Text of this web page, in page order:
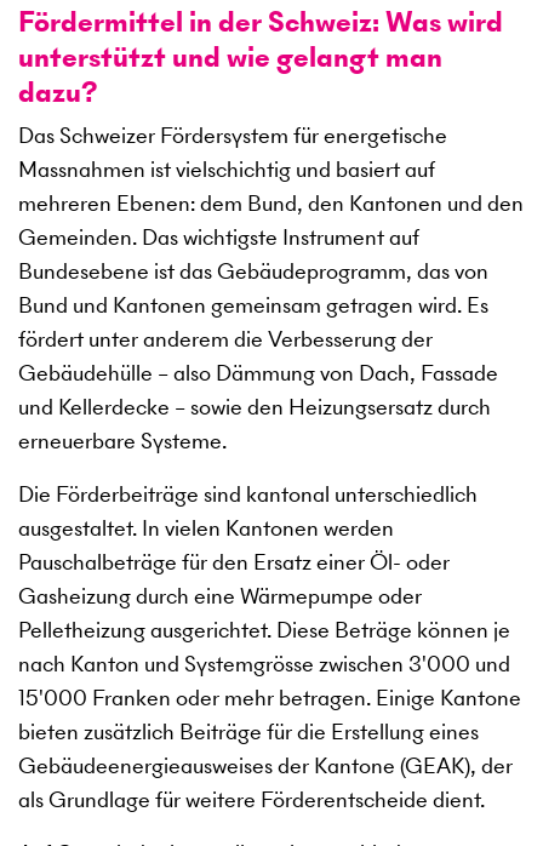
Fördermittel in der Schweiz: Was wird
unterstützt und wie gelangt man
dazu?
Das Schweizer Fördersystem für energetische
Massnahmen ist vielschichtig und basiert auf
mehreren Ebenen: dem Bund, den Kantonen und den
Gemeinden. Das wichtigste Instrument auf
Bundesebene ist das Gebäudeprogramm, das von
Bund und Kantonen gemeinsam getragen wird. Es
fördert unter anderem die Verbesserung der
Gebäudehülle – also Dämmung von Dach, Fassade
und Kellerdecke – sowie den Heizungsersatz durch
erneuerbare Systeme.
Die Förderbeiträge sind kantonal unterschiedlich
ausgestaltet. In vielen Kantonen werden
Pauschalbeträge für den Ersatz einer Öl- oder
Gasheizung durch eine Wärmepumpe oder
Pelletheizung ausgerichtet. Diese Beträge können je
nach Kanton und Systemgrösse zwischen 3'000 und
15'000 Franken oder mehr betragen. Einige Kantone
bieten zusätzlich Beiträge für die Erstellung eines
Gebäudeenergieausweises der Kantone (GEAK), der
als Grundlage für weitere Förderentscheide dient.